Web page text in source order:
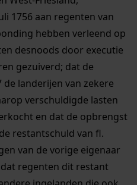
1756 aan regenten van
hebben verleend op
desnoods door executie
gezuiverd; dat de
landerijen van zekere
verschuldigde lasten
en dat de opbrengst
restantschuld van fl.
van de vorige eigenaar
regenten dit restant